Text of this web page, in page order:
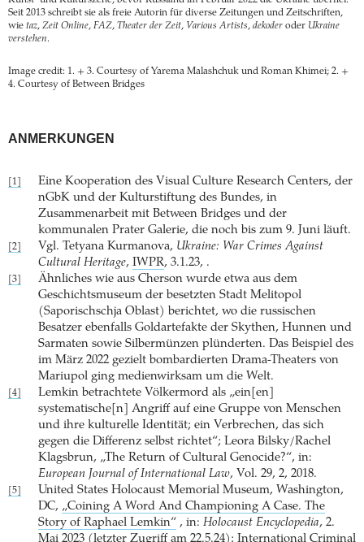
Seit 2013 schreibt sie als freie Autorin für diverse Zeitungen und Zeitschriften,
wie taz, Zeit Online, FAZ, Theater der Zeit, Various Artists, dekoder oder Ukraine
verstehen.
Image credit: 1. + 3. Courtesy of Yarema Malashchuk und Roman Khimei; 2. +
4. Courtesy of Between Bridges
ANMERKUNGEN
[1]
Eine Kooperation des Visual Culture Research Centers, der
nGbK und der Kulturstiftung des Bundes, in
Zusammenarbeit mit Between Bridges und der
kommunalen Prater Galerie, die noch bis zum 9. Juni läuft.
[2] Vgl. Tetyana Kurmanova, Ukraine: War Crimes Against
Cultural Heritage, IWPR, 3.1.23, .
[3]
Ähnliches wie aus Cherson wurde etwa aus dem
Geschichtsmuseum der besetzten Stadt Melitopol
(Saporischschja Oblast) berichtet, wo die russischen
Besatzer ebenfalls Goldartefakte der Skythen, Hunnen und
Sarmaten sowie Silbermünzen plünderten. Das Beispiel des
im März 2022 gezielt bombardierten Drama-Theaters von
Mariupol ging medienwirksam um die Welt.
[4]
Lemkin betrachtete Völkermord als „ein[en]
systematische[n] Angriff auf eine Gruppe von Menschen
und ihre kulturelle Identität; ein Verbrechen, das sich
gegen die Differenz selbst richtet“; Leora Bilsky/Rachel
Klagsbrun, „The Return of Cultural Genocide?“, in:
European Journal of International Law, Vol. 29, 2, 2018.
[5]
United States Holocaust Memorial Museum, Washington,
DC, „Coining A Word And Championing A Case. The
Story of Raphael Lemkin“ , in: Holocaust Encyclopedia, 2.
Mai 2023 (letzter Zugriff am 22.5.24); International Criminal